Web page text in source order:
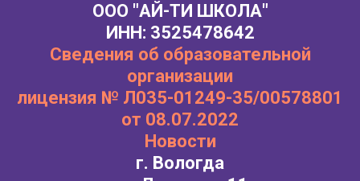
ООО "АЙ-ТИ ШКОЛА"
ИНН: 3525478642
Сведения об образовательной
организации
лицензия № Л035-01249-35/00578801
от 08.07.2022
Новости
г. Вологда